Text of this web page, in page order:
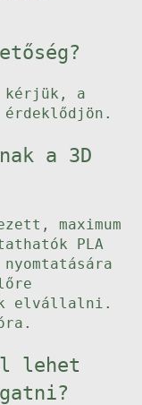
kérjük, a
érdeklődjön.
a 3D
maximum
PLA
elvállalni.
lehet